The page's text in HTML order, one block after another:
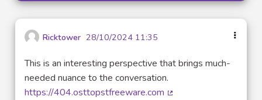
Ricktower 28/10/2024 11:35
This is an interesting perspective that brings much-
needed nuance to the conversation.
https://404.osttopstfreeware.com